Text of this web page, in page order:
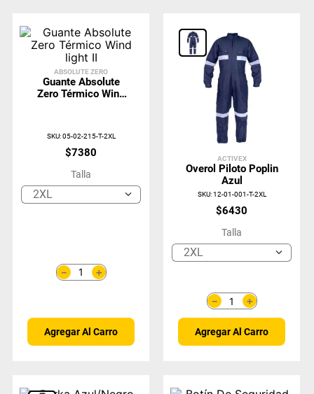
ABSOLUTE ZERO
Guante Absolute
Zero Térmico Wind
SKU:05-02-215-T-2XL
$7380
Talla
2XL
＋
－
Agregar Al Carro
ACTIVEX
Overol Piloto Poplin
Azul
SKU:12-01-001-T-2XL
$6430
Talla
2XL
＋
－
Agregar Al Carro